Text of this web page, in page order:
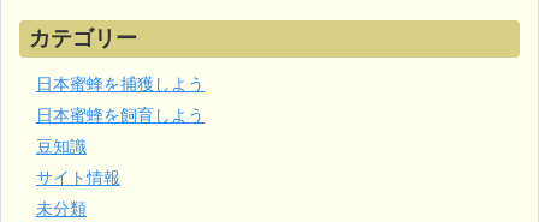
カテゴリー
日本蜜蜂を捕獲しよう
日本蜜蜂を飼育しよう
豆知識
サイト情報
未分類